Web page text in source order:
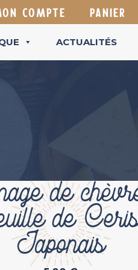
COMPTE PANIER
ACTUALITÉS
de
de
Japonais